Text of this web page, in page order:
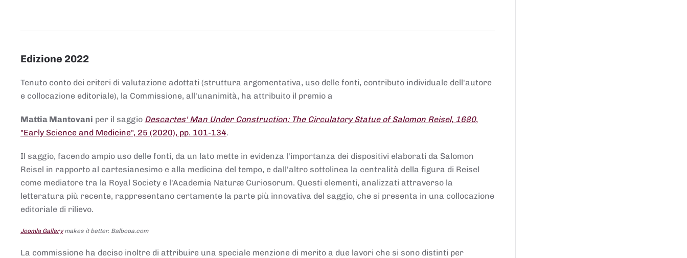
Edizione 2022
Tenuto conto dei criteri di valutazione adottati (struttura argomentativa, uso delle fonti, contributo individuale dell'autore
e collocazione editoriale), la Commissione, all'unanimità, ha attribuito il premio a
Mattia Mantovani per il saggio Descartes' Man Under Construction: The Circulatory Statue of Salomon Reisel, 1680,
"Early Science and Medicine", 25 (2020), pp. 101-134.
Il saggio, facendo ampio uso delle fonti, da un lato mette in evidenza l'importanza dei dispositivi elaborati da Salomon
Reisel in rapporto al cartesianesimo e alla medicina del tempo, e dall'altro sottolinea la centralità della figura di Reisel
come mediatore tra la Royal Society e l'Academia Naturæ Curiosorum. Questi elementi, analizzati attraverso la
letteratura più recente, rappresentano certamente la parte più innovativa del saggio, che si presenta in una collocazione
editoriale di rilievo.
Joomla Gallerymakes it better. Balbooa.com
La commissione ha deciso inoltre di attribuire una speciale menzione di merito a due lavori che si sono distinti per